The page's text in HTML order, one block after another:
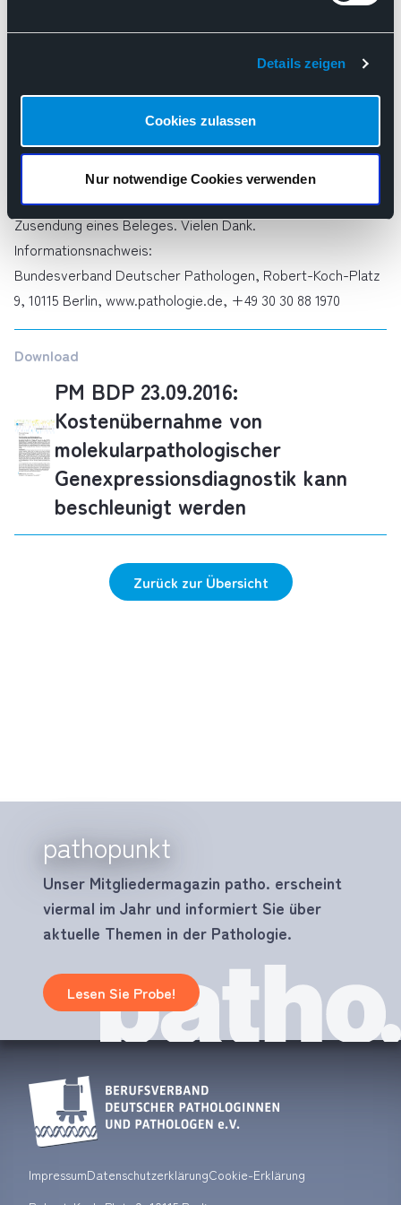
Details zeigen
Cookies zulassen
Nur notwendige Cookies verwenden
Vorschlägen des BDP erhalten Sie unter:bv@pathologie.de
Der Pathologe ist Arzt und stellt jede definitive
Medien-Angebot:
Gerne vermitteln wir interessierten Journalisten
Interviewpartner. Bei Veröffentlichung bitten wir um
Zusendung eines Beleges. Vielen Dank.
Informationsnachweis:
Bundesverband Deutscher Pathologen, Robert-Koch-Platz
9, 10115 Berlin, www.pathologie.de, +49 30 30 88 1970
Download
PM BDP 23.09.2016:
Kostenübernahme von
molekularpathologischer
Genexpressionsdiagnostik kann
beschleunigt werden
Zurück zur Übersicht
pathopunkt
Unser Mitgliedermagazin patho. erscheint
viermal im Jahr und informiert Sie über
aktuelle Themen in der Pathologie.
Lesen Sie Probe!
ImpressumDatenschutzerklärungCookie-Erklärung